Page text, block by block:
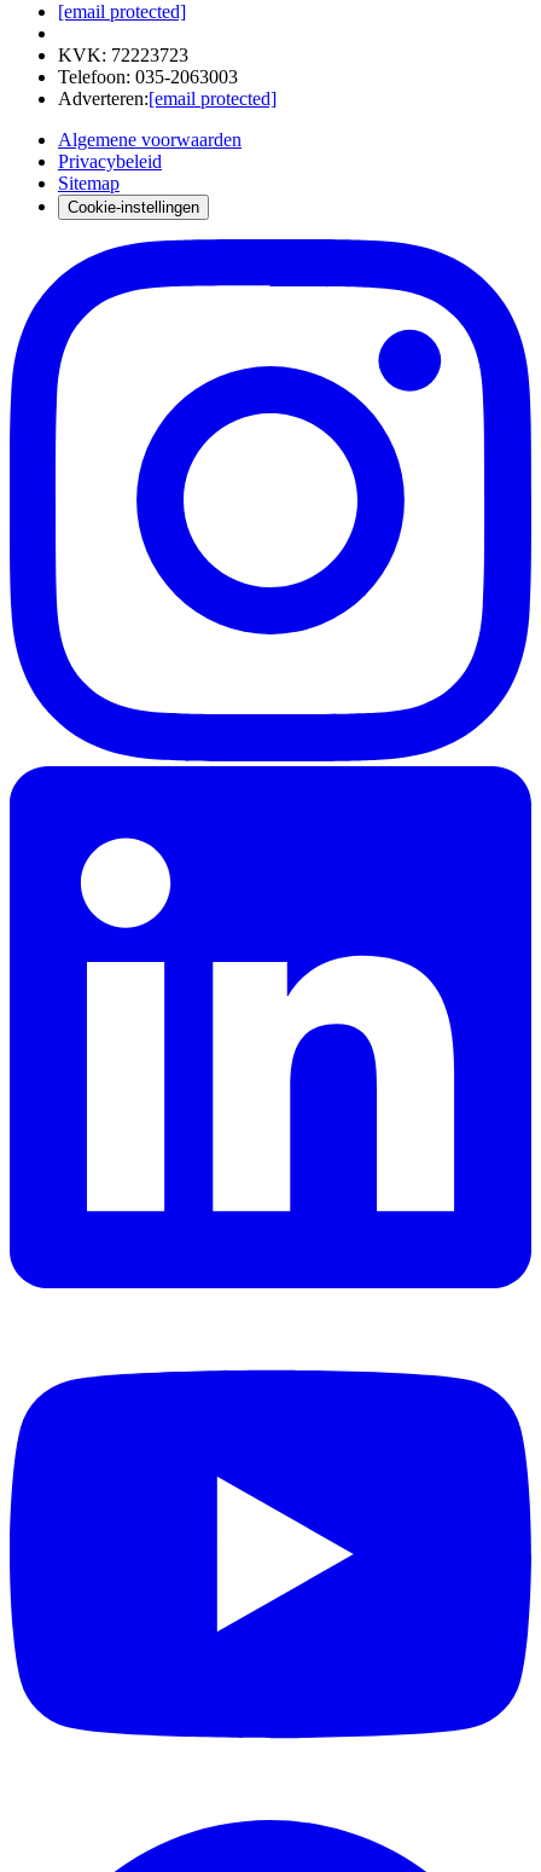
[email protected]
KVK: 72223723
Telefoon: 035-2063003
Adverteren:[email protected]
Algemene voorwaarden
Privacybeleid
Sitemap
Cookie-instellingen